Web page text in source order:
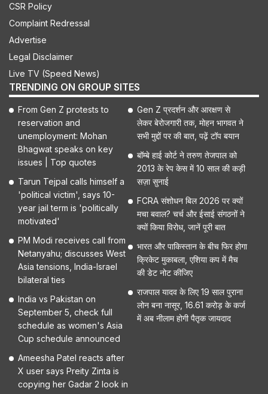
CSR Policy
Complaint Redressal
Advertise
Legal Disclaimer
Live TV (Speed News)
TRENDING ON GROUP SITES
From Gen Z protests to
reservation and
unemployment: Mohan
Bhagwat speaks on key
issues | Top quotes
Tarun Tejpal calls himself a
'political victim', says 10-
year jail term is 'politically
motivated'
PM Modi receives call from
Netanyahu; discusses West
Asia tensions, India-Israel
bilateral ties
India vs Pakistan on
September 5, check full
schedule as women's Asia
Cup schedule announced
Ameesha Patel reacts after
X user says Preity Zinta is
copying her Gadar 2 look in
Gen Z प्रदर्शन और आरक्षण से
लेकर बेरोजगारी तक, मोहन भागवत ने
सभी मुद्दों पर की बात, पढ़ें टॉप बयान
बॉम्बे हाई कोर्ट ने तरुण तेजपाल को
2013 के रेप केस में 10 साल की कड़ी
सज़ा सुनाई
FCRA संशोधन बिल 2026 पर क्यों
मचा बवाल? चर्च और ईसाई संगठनों ने
क्यों किया विरोध, जानें पूरी बात
भारत और पाकिस्तान के बीच फिर होगा
क्रिकेट मुकाबला, एशिया कप में मैच
की डेट नोट कीजिए
राजपाल यादव के लिए 19 साल पुराना
लोन बना नासूर, 16.61 करोड़ के कर्ज
में अब नीलाम होगी पैतृक जायदाद